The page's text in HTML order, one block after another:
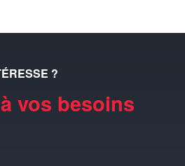
?
vos besoins